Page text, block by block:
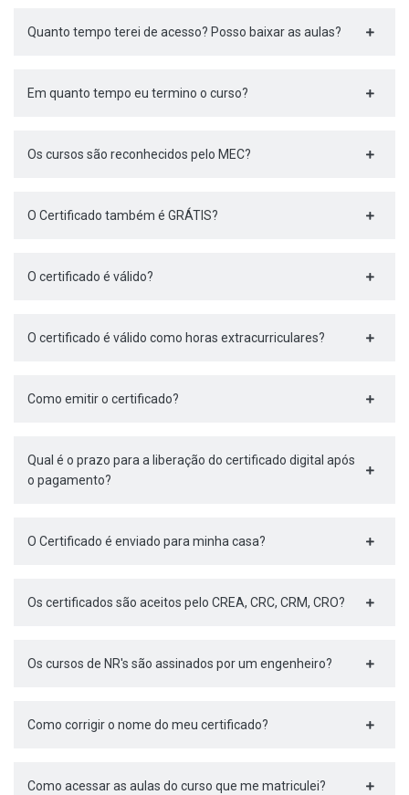
Quanto tempo terei de acesso? Posso baixar as aulas?
Em quanto tempo eu termino o curso?
Os cursos são reconhecidos pelo MEC?
O Certificado também é GRÁTIS?
O certificado é válido?
O certificado é válido como horas extracurriculares?
Como emitir o certificado?
Qual é o prazo para a liberação do certificado digital após
o pagamento?
O Certificado é enviado para minha casa?
Os certificados são aceitos pelo CREA, CRC, CRM, CRO?
Os cursos de NR's são assinados por um engenheiro?
Como corrigir o nome do meu certificado?
Como acessar as aulas do curso que me matriculei?